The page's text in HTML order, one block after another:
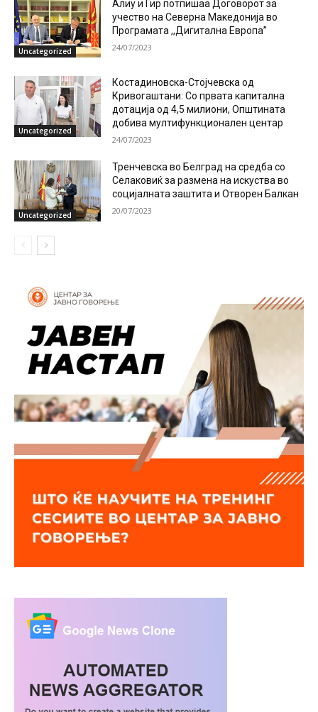
Uncategorized
Алиу и Гир потпишаа Договорот за
учество на Северна Македонија во
Програмата ,,Дигитална Европа”
24/07/2023
Uncategorized
Костадиновска-Стојчевска од
Кривогаштани: Со првата капитална
дотација од 4,5 милиони, Општината
добива мултифункционален центар
24/07/2023
Uncategorized
Тренчевска во Белград на средба со
Селаковиќ за размена на искуства во
социјалната заштита и Отворен Балкан
20/07/2023